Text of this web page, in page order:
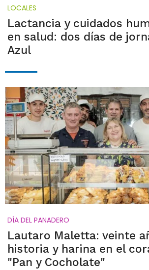
LOCALES
Lactancia y cuidados
en salud: dos días de
Azul
DÍA DEL PANADERO
Lautaro Maletta: veinte
historia y harina en el
"Pan y Cocholate"